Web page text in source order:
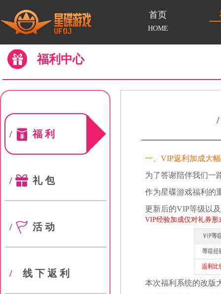
首页
HOME
福利中心
福利
/
礼包
/
活动
/
线下返利
/
一、VIP返利加成大
为了答谢陪伴我们一
作为星碟游戏福利的
更新后的VIP等级以
VIP经验加成仅对礼券形
本次福利系统的改版